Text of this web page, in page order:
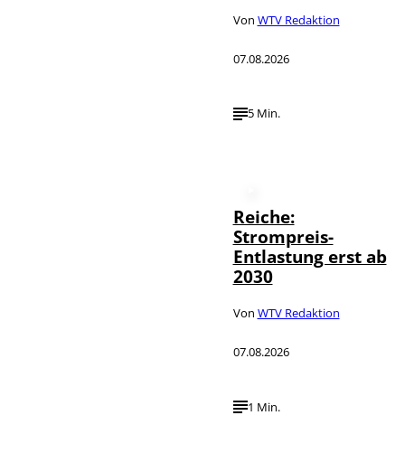
Von WTV Redaktion
07.08.2026
5 Min.
Reiche:
Strompreis-
Entlastung erst ab
2030
Von WTV Redaktion
07.08.2026
1 Min.